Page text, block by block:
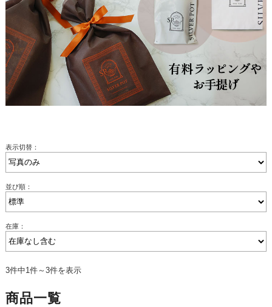
表示切替：
並び順：
在庫：
3件中1件～3件を表示
商品一覧